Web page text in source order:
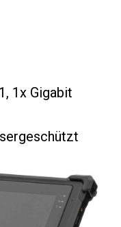
1x Gigabit